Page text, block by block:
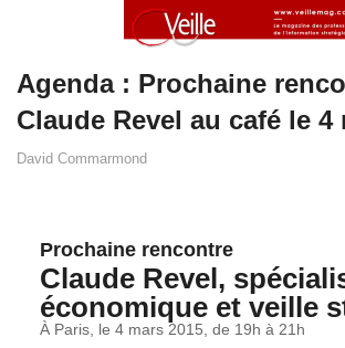
Agenda : Prochaine
Claude Revel au café le 4
David Commarmond
Prochaine rencontre
Claude Revel,
économique et veille
À Paris, le 4 mars 2015, de 19h à 21h